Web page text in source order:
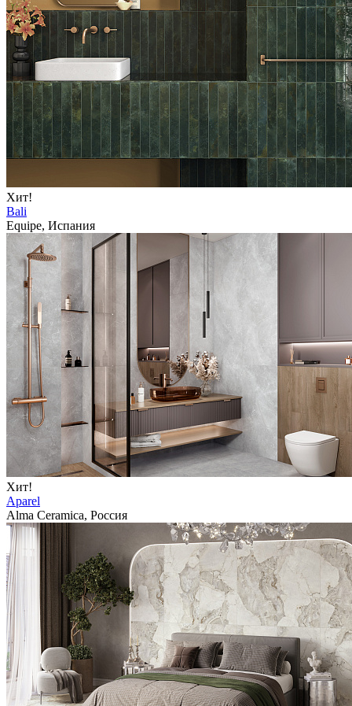
Хит!
Bali
Equipe, Испания
Хит!
Aparel
Alma Ceramica, Россия